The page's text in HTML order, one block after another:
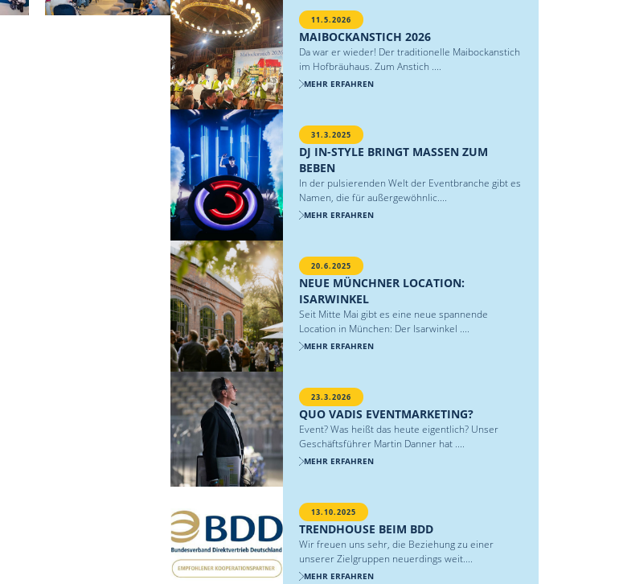
11.5.2026
MAIBOCKANSTICH 2026
Da war er wieder! Der traditionelle Maibockanstich
im Hofbräuhaus. Zum Anstich ....
MEHR ERFAHREN
31.3.2025
DJ IN-STYLE BRINGT MASSEN ZUM
BEBEN
In der pulsierenden Welt der Eventbranche gibt es
Namen, die für außergewöhnlic....
MEHR ERFAHREN
20.6.2025
NEUE MÜNCHNER LOCATION:
ISARWINKEL
Seit Mitte Mai gibt es eine neue spannende
Location in München: Der Isarwinkel ....
MEHR ERFAHREN
23.3.2026
QUO VADIS EVENTMARKETING?
Event? Was heißt das heute eigentlich? Unser
Geschäftsführer Martin Danner hat ....
MEHR ERFAHREN
13.10.2025
TRENDHOUSE BEIM BDD
Wir freuen uns sehr, die Beziehung zu einer
unserer Zielgruppen neuerdings weit....
MEHR ERFAHREN